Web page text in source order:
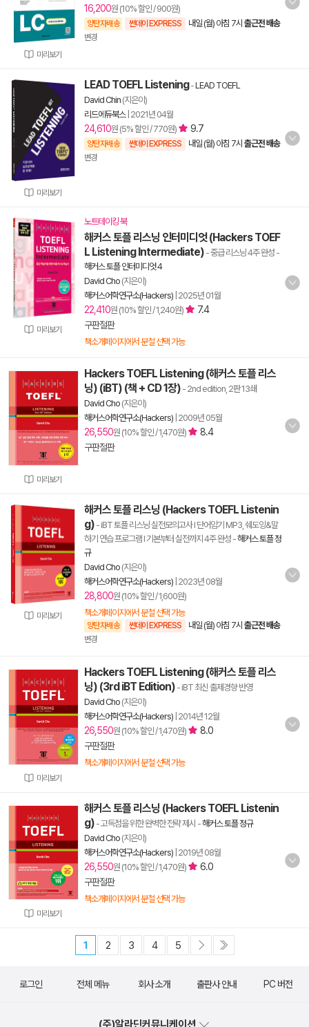
미리보기
16,200원 (10% 할인 / 900원)
양탄자배송 썬데이 EXPRESS 내일 (월) 아침 7시 출근전 배송
변경
미리보기
LEAD TOEFL Listening-LEAD TOEFL
David Chin (지은이)
리드에듀북스| 2021년 04월
24,610원 (5% 할인 / 770원) 9.7
양탄자배송 썬데이 EXPRESS 내일 (월) 아침 7시 출근전 배송
변경
미리보기
노트테이킹 북
해커스 토플 리스닝 인터미디엇 (Hackers TOEF
L Listening Intermediate) - 중급 리스닝 4주 완성 -
해커스 토플 인터미디엇 4
David Cho (지은이)
해커스어학연구소(Hackers) 2025년 01월
22,410원 (10% 할인 / 1,240원)
7.4
구판절판
책소개페이지에서 분철 선택 가능
미리보기
Hackers TOEFL Listening (해커스 토플 리스
닝) (iBT) (책 + CD 1장) - 2nd edition, 2판 13쇄
David Cho (지은이)
해커스어학연구소(Hackers) 2009년 05월
26,550원 (10% 할인 / 1,470원)
8.4
구판절판
미리보기
해커스 토플 리스닝 (Hackers TOEFL Listenin
g) - iBT 토플 리스닝 실전모의고사 l 단어암기 MP3, 쉐도잉&말
하기 연습 프로그램 l 기본부터 실전까지 4주 완성 -해커스 토플 정
규
David Cho (지은이)
해커스어학연구소(Hackers) 2023년 08월
28,800원 (10% 할인 / 1,600원)
책소개페이지에서 분철 선택 가능
양탄자배송 썬데이 EXPRESS 내일 (월) 아침 7시 출근전 배송
변경
미리보기
Hackers TOEFL Listening (해커스 토플 리스
닝) (3rd iBT Edition) - iBT 최신 출제경향 반영
David Cho (지은이)
해커스어학연구소(Hackers) 2014년 12월
26,550원 (10% 할인 / 1,470원)
8.0
구판절판
책소개페이지에서 분철 선택 가능
미리보기
해커스 토플 리스닝 (Hackers TOEFL Listenin
g) - 고득점을 위한 완벽한 전략 제시 -해커스 토플 정규
David Cho (지은이)
해커스어학연구소(Hackers) 2019년 08월
26,550원 (10% 할인 / 1,470원)
6.0
구판절판
책소개페이지에서 분철 선택 가능
1 2 3 4 5
로그인 전체 메뉴 회사 소개 출판사 안내 PC 버전
(주)알라딘커뮤니케이션